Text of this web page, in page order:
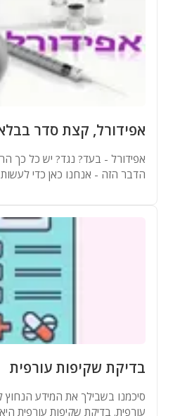
אפידורל, קצת סדר
אפידורל - בעד? נגד? יש כל כך
הדבר הזה - אנחנו כאן כדי
בדיקת שקיפות עורפית
סיכמנו בשבילך את המידע הנחוץ
עורפית. בדיקת שקיפות עורפית